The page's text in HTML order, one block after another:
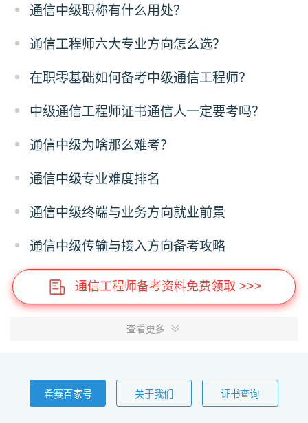
通信中级职称有什么用处？
通信工程师六大专业方向怎么选？
在职零基础如何备考中级通信工程师？
中级通信工程师证书通信人一定要考吗？
通信中级为啥那么难考？
通信中级专业难度排名
通信中级终端与业务方向就业前景
通信中级传输与接入方向备考攻略
通信工程师备考资料免费领取 >>>
查看更多
希赛百家号 关于我们 证书查询